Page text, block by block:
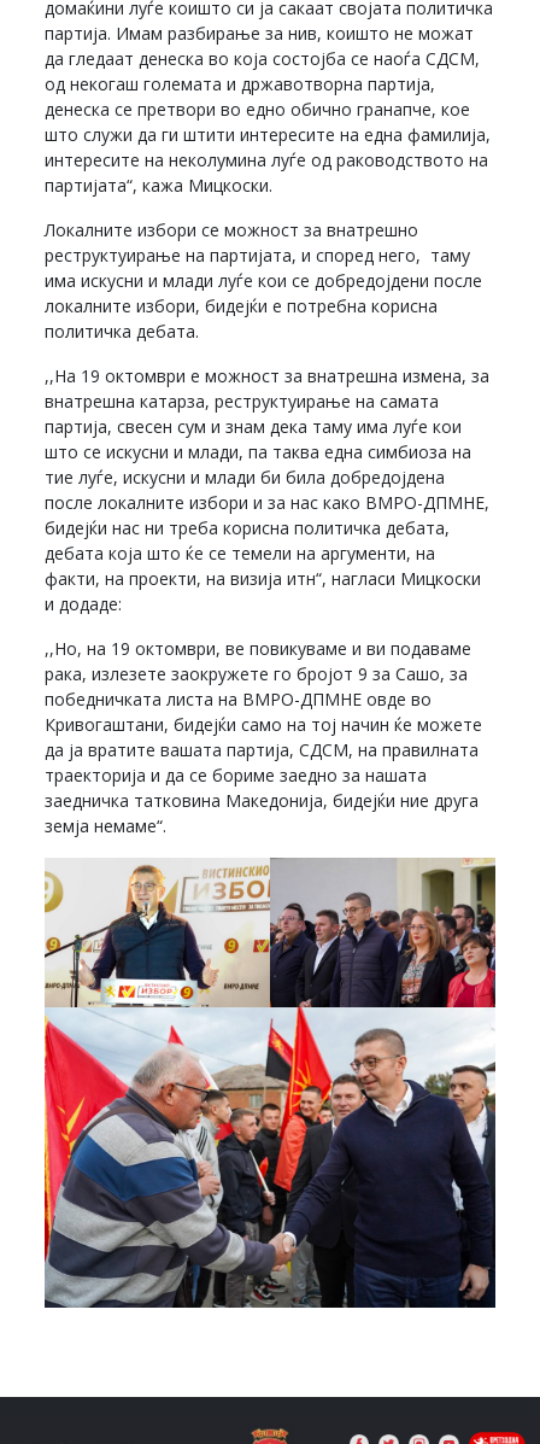
домаќини луѓе коишто си ја сакаат својата политичка
партија. Имам разбирање за нив, коишто не можат
да гледаат денеска во која состојба се наоѓа СДСМ,
од некогаш големата и државотворна партија,
денеска се претвори во едно обично гранапче, кое
што служи да ги штити интересите на една фамилија,
интересите на неколумина луѓе од раководството на
партијата“, кажа Мицкоски.
Локалните избори се можност за внатрешно
реструктуирање на партијата, и според него, таму
има искусни и млади луѓе кои се добредојдени после
локалните избори, бидејќи е потребна корисна
политичка дебата.
,,На 19 октомври е можност за внатрешна измена, за
внатрешна катарза, реструктуирање на самата
партија, свесен сум и знам дека таму има луѓе кои
што се искусни и млади, па таква една симбиоза на
тие луѓе, искусни и млади би била добредојдена
после локалните избори и за нас како ВМРО-ДПМНЕ,
бидејќи нас ни треба корисна политичка дебата,
дебата која што ќе се темели на аргументи, на
факти, на проекти, на визија итн“, нагласи Мицкоски
и додаде:
,,Но, на 19 октомври, ве повикуваме и ви подаваме
рака, излезете заокружете го бројот 9 за Сашо, за
победничката листа на ВМРО-ДПМНЕ овде во
Кривогаштани, бидејќи само на тој начин ќе можете
да ја вратите вашата партија, СДСМ, на правилната
траекторија и да се бориме заедно за нашата
заедничка татковина Македонија, бидејќи ние друга
земја немаме“.